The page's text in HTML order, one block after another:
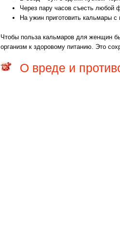
Через пару часов съесть любой
На ужин приготовить кальмары
Чтобы польза кальмаров для женщин
организм к здоровому питанию. Это
О вреде и